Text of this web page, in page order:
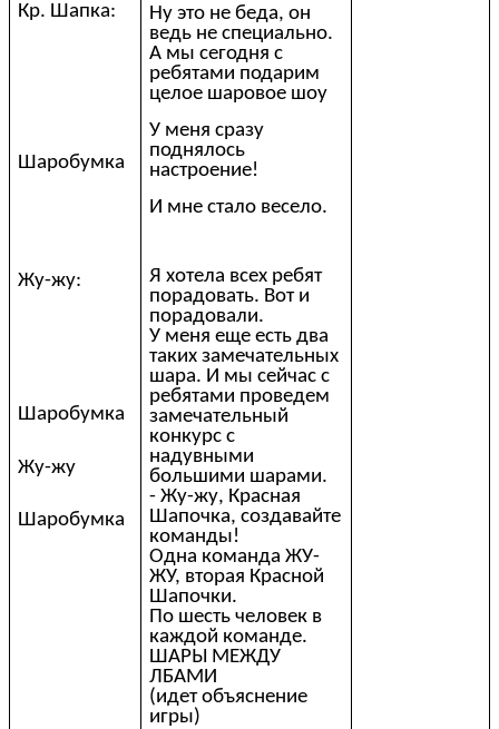
Кр. Шапка:
Шаробумка
Жу-жу:
Шаробумка
Жу-жу
Шаробумка
Ну это не беда, он
ведь не специально.
А мы сегодня с
ребятами подарим
целое шаровое шоу
У меня сразу
поднялось
настроение!
И мне стало весело.
Я хотела всех ребят
порадовать. Вот и
порадовали.
У меня еще есть два
таких замечательных
шара. И мы сейчас с
ребятами проведем
замечательный
конкурс с
надувными
большими шарами.
- Жу-жу, Красная
Шапочка, создавайте
команды!
Одна команда ЖУ-
ЖУ, вторая Красной
Шапочки.
По шесть человек в
каждой команде.
ШАРЫ МЕЖДУ
ЛБАМИ
(идет объяснение
игры)